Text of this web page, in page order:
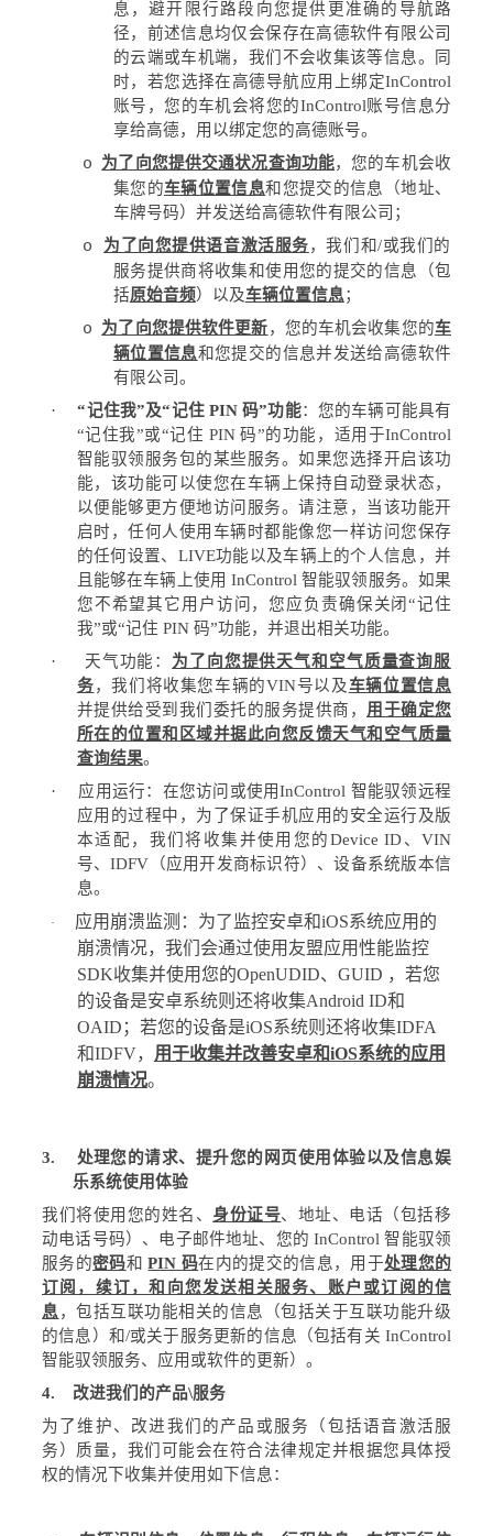
息，避开限行路段向您提供更准确的导航路
径，前述信息均仅会保存在高德软件有限公司
的云端或车机端，我们不会收集该等信息。同
时，若您选择在高德导航应用上绑定InControl
账号，您的车机会将您的InControl账号信息分
享给高德，用以绑定您的高德账号。
o
为了向您提供交通状况查询功能，您的车机会收
集您的车辆位置信息和您提交的信息（地址、
车牌号码）并发送给高德软件有限公司；
o
为了向您提供语音激活服务，我们和/或我们的
服务提供商将收集和使用您的提交的信息（包
括原始音频）以及车辆位置信息；
o
为了向您提供软件更新，您的车机会收集您的车
辆位置信息和您提交的信息并发送给高德软件
有限公司。
·
“记住我”及“记住PIN码”功能：您的车辆可能具有
“记住我”或“记住 PIN码”的功能，适用于InControl
智能驭领服务包的某些服务。如果您选择开启该功
能，该功能可以使您在车辆上保持自动登录状态，
以便能够更方便地访问服务。请注意，当该功能开
启时，任何人使用车辆时都能像您一样访问您保存
的任何设置、 LIVE功能以及车辆上的个人信息，并
且能够在车辆上使用 InControl智能驭领服务。如果
您不希望其它用户访问，您应负责确保关闭“记住
我”或“记住 PIN 码”功能，并退出相关功能。
·
天气功能： 为了向您提供天气和空气质量查询服
务，我们将收集您车辆的VIN号以及车辆位置信息
并提供给受到我们委托的服务提供商， 用于确定您
所在的位置和区域并据此向您反馈天气和空气质量
查询结果。
·
应用运行：在您访问或使用InControl 智能驭领远程
应用的过程中，为了保证手机应用的安全运行及版
本适配，我们将收集并使用您的Device ID、VIN
号、IDFV （应用开发商标识符）、设备系统版本信
息。
· 应用崩溃监测：为了监控安卓和iOS系统应用的
崩溃情况，我们会通过使用友盟应用性能监控
SDK收集并使用您的OpenUDID、 GUID ，若您
的设备是安卓系统则还将收集Android ID和
OAID ；若您的设备是iOS系统则还将收集IDFA
和IDFV， 用于收集并改善安卓和iOS系统的应用
崩溃情况。
3.
处理您的请求、提升您的网页使用体验以及信息娱
乐系统使用体验
我们将使用 您的姓名、 身份证号、地址、电话（包括移
动电话号码）、电子邮件地址、您的 InControl智能驭领
服务的密码和 PIN 码在内的提交的信息，用于处理您的
订阅，续订，和向您发送相关服务、账户或订阅的信
息 ，包括互联功能相关的信息（包括关于互联功能升级
的信息）和/或关于服务更新的信息（包括有关 InControl
智能驭领服务、应用或软件的更新）。
4.
改进我们的产品\服务
为了维护、改进我们的产品或服务（包括语音激活服
务）质量，我们可能会在符合法律规定并根据您具体授
权的情况下收集并使用如下信息：